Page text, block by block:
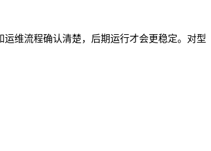
维流程确认清楚，后期运行才会更稳定。对型